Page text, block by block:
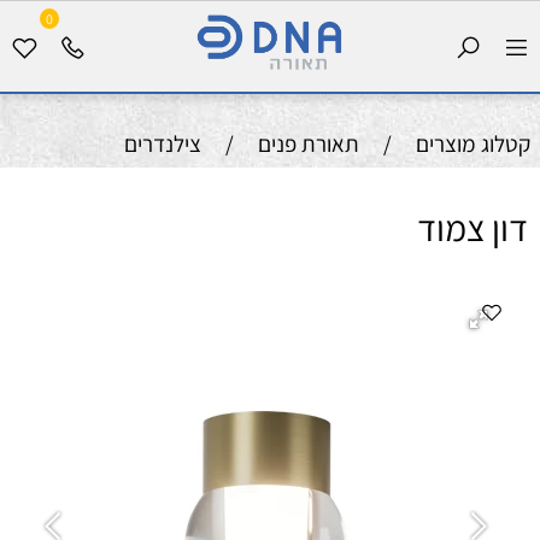
0
קטלוג מוצרים / תאורת פנים / צילנדרים
דון צמוד